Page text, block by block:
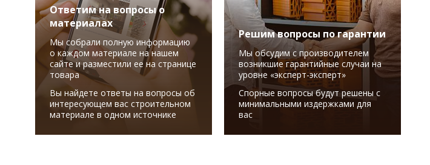
Ответим на вопросы о
материалах
Мы собрали полную информацию
о каждом материале на нашем
сайте и разместили ее на странице
товара
Вы найдете ответы на вопросы об
интересующем вас строительном
материале в одном источнике
Решим вопросы по гарантии
Мы обсудим с производителем
возникшие гарантийные случаи на
уровне «эксперт-эксперт»
Спорные вопросы будут решены с
минимальными издержками для
вас